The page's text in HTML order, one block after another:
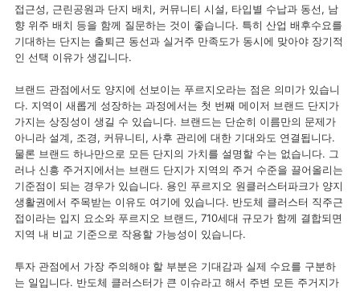
접근성, 근린공원과 단지 배치, 커뮤니티 시설, 타입별 수납과 동선, 남
향 위주 배치 등을 함께 질문하는 것이 좋습니다. 특히 산업 배후수요를
기대하는 단지는 출퇴근 동선과 실거주 만족도가 동시에 맞아야 장기적
인 선택 이유가 생깁니다.
브랜드 관점에서도 양지에 선보이는 푸르지오라는 점은 의미가 있습니
다. 지역이 새롭게 성장하는 과정에서는 첫 번째 메이저 브랜드 단지가
가지는 상징성이 생길 수 있습니다. 브랜드는 단순히 이름만의 문제가
아니라 설계, 조경, 커뮤니티, 사후 관리에 대한 기대와도 연결됩니다.
물론 브랜드 하나만으로 모든 단지의 가치를 설명할 수는 없습니다. 그
러나 신흥 주거지에서는 브랜드 단지가 지역의 주거 수준을 끌어올리는
기준점이 되는 경우가 있습니다. 용인 푸르지오 원클러스터파크가 양지
생활권에서 주목받는 이유도 여기에 있습니다. 반도체 클러스터 직주근
접이라는 입지 요소와 푸르지오 브랜드, 710세대 규모가 함께 결합되면
지역 내 비교 기준으로 작용할 가능성이 있습니다.
투자 관점에서 가장 주의해야 할 부분은 기대감과 실제 수요를 구분하
는 일입니다. 반도체 클러스터가 큰 이슈라고 해서 주변 모든 주거지가